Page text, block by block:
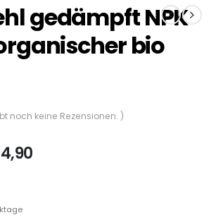
gedämpft NPK
bio
noch keine Rezensionen. )